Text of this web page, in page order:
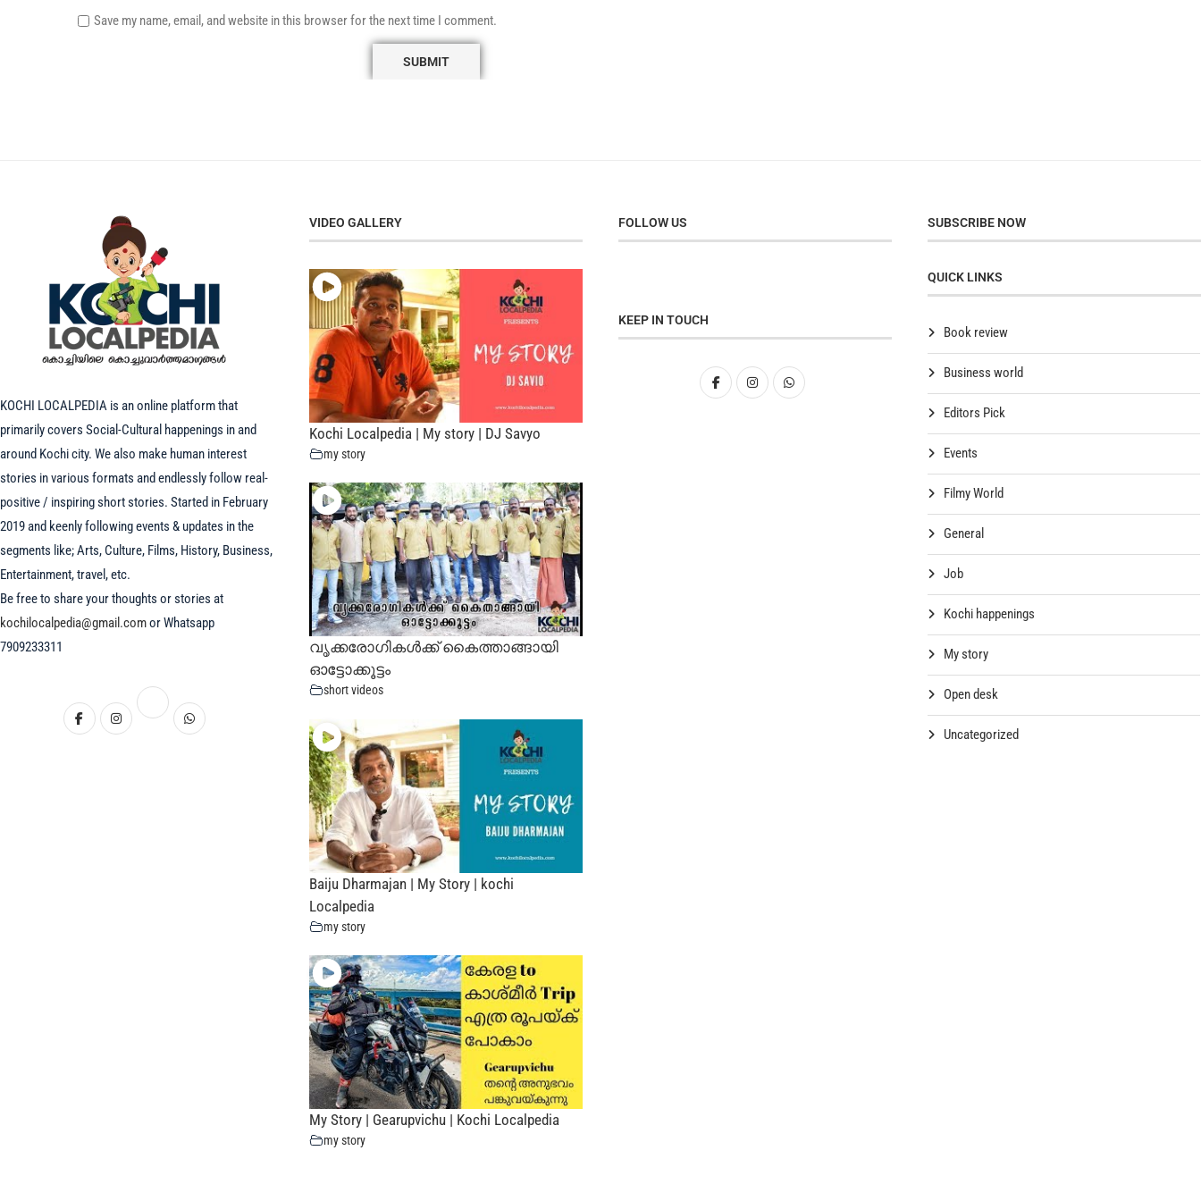
Save my name, email, and website in this browser for the next time I comment.
KOCHI LOCALPEDIA is an online platform that
primarily covers Social-Cultural happenings in and
around Kochi city. We also make human interest
stories in various formats and endlessly follow real-
positive / inspiring short stories. Started in February
2019 and keenly following events & updates in the
segments like; Arts, Culture, Films, History, Business,
Entertainment, travel, etc.
Be free to share your thoughts or stories at
kochilocalpedia@gmail.comor Whatsapp
7909233311
VIDEO GALLERY
Kochi Localpedia | My story | DJ Savyo
my story
വൃക്കരോഗികൾക്ക് കൈത്താങ്ങായി
ഓട്ടോക്കൂട്ടം
short videos
Baiju Dharmajan | My Story | kochi
Localpedia
my story
My Story | Gearupvichu | Kochi Localpedia
my story
FOLLOW US
KEEP IN TOUCH
SUBSCRIBE NOW
QUICK LINKS
Book review
Business world
Editors Pick
Events
Filmy World
General
Job
Kochi happenings
My story
Open desk
Uncategorized